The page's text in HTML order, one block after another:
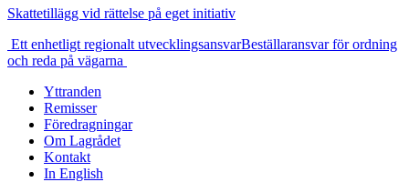
Skattetillägg vid rättelse på eget initiativ
Inläggsnavigering
Ett enhetligt regionalt utvecklingsansvarBeställaransvar för ordning
och reda på vägarna
Yttranden
Remisser
Föredragningar
Om Lagrådet
Kontakt
In English